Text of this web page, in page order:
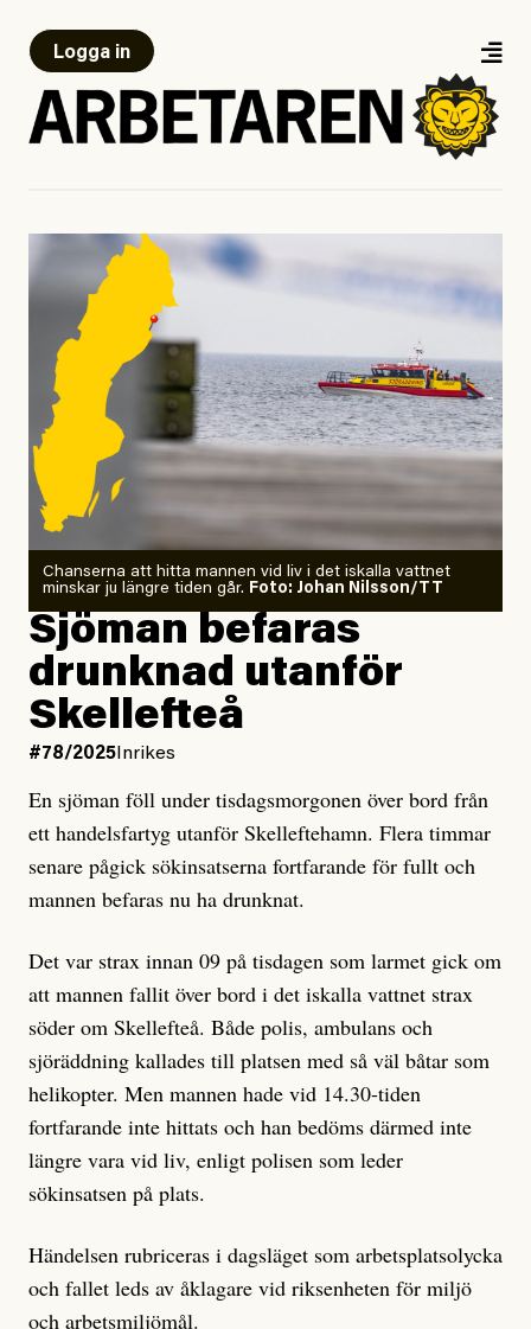
Logga in
Chanserna att hitta mannen vid liv i det iskalla vattnet
minskar ju längre tiden går. Foto: Johan Nilsson/TT
Sjöman befaras
drunknad utanför
Skellefteå
#78/2025 Inrikes
En sjöman föll under tisdagsmorgonen över bord från
ett handelsfartyg utanför Skelleftehamn. Flera timmar
senare pågick sökinsatserna fortfarande för fullt och
mannen befaras nu ha drunknat.
Det var strax innan 09 på tisdagen som larmet gick om
att mannen fallit över bord i det iskalla vattnet strax
söder om Skellefteå. Både polis, ambulans och
sjöräddning kallades till platsen med så väl båtar som
helikopter. Men mannen hade vid 14.30-tiden
fortfarande inte hittats och han bedöms därmed inte
längre vara vid liv, enligt polisen som leder
sökinsatsen på plats.
Händelsen rubriceras i dagsläget som arbetsplatsolycka
och fallet leds av åklagare vid riksenheten för miljö
och arbetsmiljömål.